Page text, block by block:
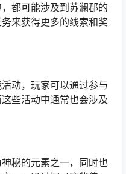
都可能涉及到苏澜郡的
来获得更多的线索和奖
动，玩家可以通过参与
些活动中通常也会涉及
秘的元素之一，同时也